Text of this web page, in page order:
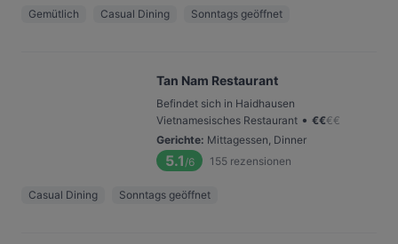
Gemütlich Casual Dining Sonntags geöffnet
Tan Nam Restaurant
Befindet sich in Haidhausen
Vietnamesisches Restaurant • €€€€
Gerichte: Mittagessen, Dinner
5.1 /6 155 rezensionen
Casual Dining Sonntags geöffnet